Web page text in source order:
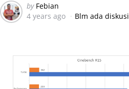
Posted
by
by Febian
4 years ago
Blm ada diskusi